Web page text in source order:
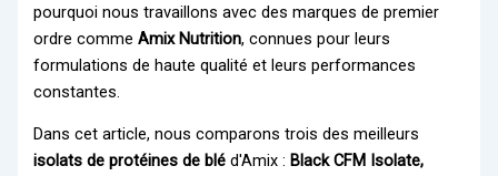
pourquoi nous travaillons avec des marques de premier
ordre commeAmix Nutrition, connues pour leurs
formulations de haute qualité et leurs performances
constantes.
Dans cet article, nous comparons trois des meilleurs
isolats de protéines de blé d'Amix :Black CFM Isolate,